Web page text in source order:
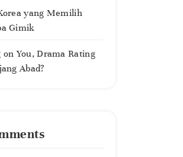
yang Memilih
Gimik
You, Drama Rating
Abad?